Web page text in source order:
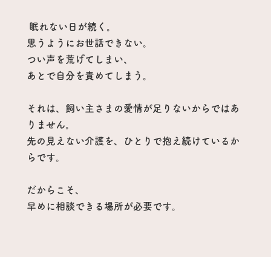
眠れない日が続く。
思うようにお世話できない。
つい声を荒げてしまい、
あとで自分を責めてしまう。
それは、飼い主さまの愛情が足りないからではあ
りません。
先の見えない介護を、ひとりで抱え続けているか
らです。
だからこそ、
早めに相談できる場所が必要です。